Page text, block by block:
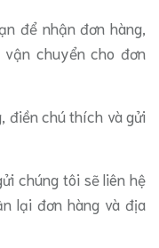
để nhận đơn hàng,
chuyển cho đơn
điền chú thích và gửi
chúng tôi sẽ liên hệ
lại đơn hàng và địa